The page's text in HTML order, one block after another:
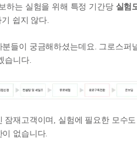
하는 실험을 위해 특정 기간당 실험
쉽지 않다.
들이 궁금해하셨는데요. 그로스퍼
습니다.
잠재고객이며, 실험에 필요한 모수도
없습니다.